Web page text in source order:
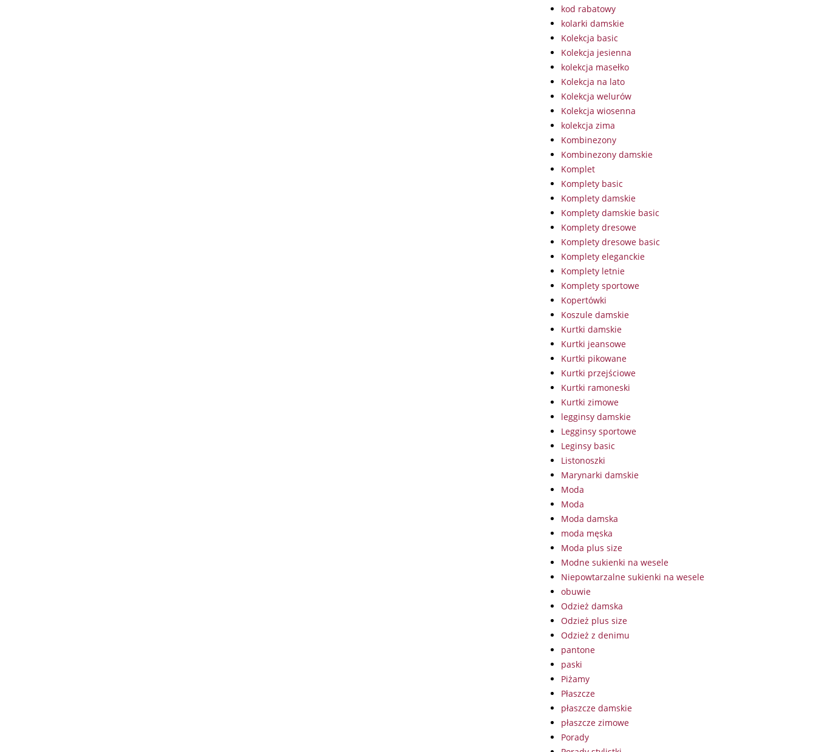
kod rabatowy
kolarki damskie
Kolekcja basic
Kolekcja jesienna
kolekcja masełko
Kolekcja na lato
Kolekcja welurów
Kolekcja wiosenna
kolekcja zima
Kombinezony
Kombinezony damskie
Komplet
Komplety basic
Komplety damskie
Komplety damskie basic
Komplety dresowe
Komplety dresowe basic
Komplety eleganckie
Komplety letnie
Komplety sportowe
Kopertówki
Koszule damskie
Kurtki damskie
Kurtki jeansowe
Kurtki pikowane
Kurtki przejściowe
Kurtki ramoneski
Kurtki zimowe
legginsy damskie
Legginsy sportowe
Leginsy basic
Listonoszki
Marynarki damskie
Moda
Moda
Moda damska
moda męska
Moda plus size
Modne sukienki na wesele
Niepowtarzalne sukienki na wesele
obuwie
Odzież damska
Odzież plus size
Odzież z denimu
pantone
paski
Piżamy
Płaszcze
płaszcze damskie
płaszcze zimowe
Porady